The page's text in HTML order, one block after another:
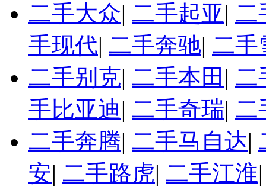
二手大众| 二手起亚| 二
手现代| 二手奔驰| 二手
二手别克| 二手本田 | 二
手比亚迪| 二手奇瑞| 二
二手奔腾| 二手马自达|
安| 二手路虎| 二手江淮